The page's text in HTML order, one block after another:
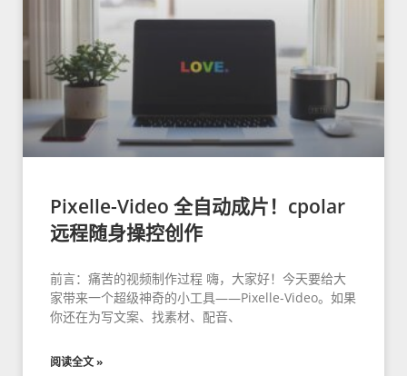
Pixelle-Video 全自动成片！cpolar
远程随身操控创作
前言：痛苦的视频制作过程 嗨，大家好！今天要给大
家带来一个超级神奇的小工具——Pixelle-Video。如果
你还在为写文案、找素材、配音、
阅读全文 »